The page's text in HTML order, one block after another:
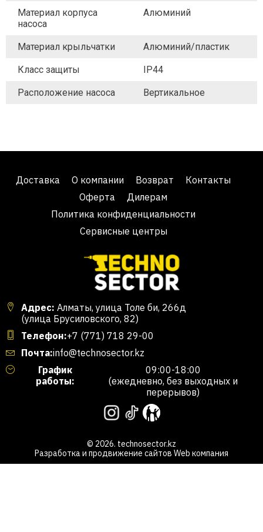
Материал корпуса
насоса
Алюминий
Материал крыльчатки Алюминий/пластик
Класс защиты IP44
Расположение насоса Вертикальное
Доставка О компании Возврат
Контакты
Оферта
Дилерам
Политика конфиденциальности
Сервисные центры
Адрес: Алматы, улица Толе би, 266д
(улица Брусиловского, 82)
Телефон:+7 (771) 718 29-00
Почта:info@technosector.kz
График
работы:
09:00-18:00
(ежедневно, без выходных и
перерывов)
© 2026. technosector.kz
Разработка и продвижение сайтов Web компания